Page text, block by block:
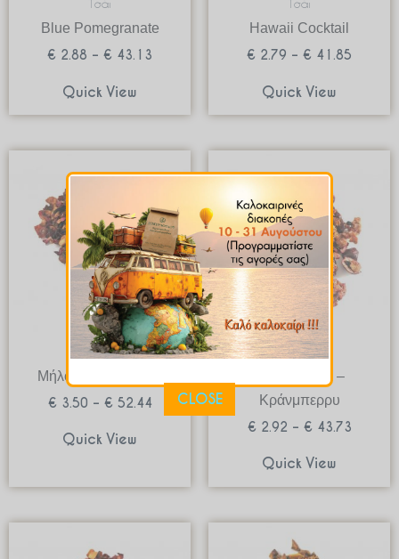
Τσάι
Blue Pomegranate
€ 2.88 – € 43.13
Quick View
Τσάι
Hawaii Cocktail
€ 2.79 – € 41.85
Quick View
Τσάι
Μήλο απο την Πόλη
€ 3.50 – € 52.44
range:
through
€ 52.44
Quick View
Τσάι
Τσάι Βανίλια –
Κράνμπερρυ
€ 2.92 – € 43.73
€ 43.73
Quick View
CLOSE